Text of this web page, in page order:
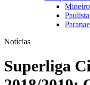
Mineiro
Paulista
Notícias
Superliga